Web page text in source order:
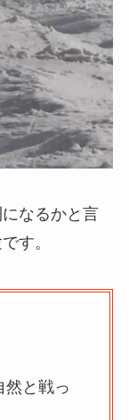
なるかと言
す。
然と戦っ